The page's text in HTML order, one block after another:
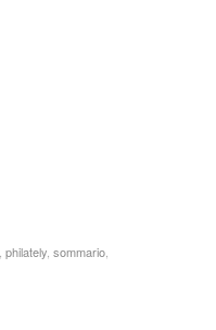
philately sommario